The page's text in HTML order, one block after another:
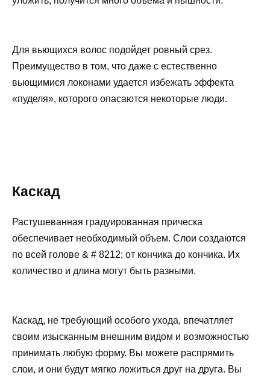
Для вьющихся волос подойдет ровный срез.
Преимущество в том, что даже с естественно
вьющимися локонами удается избежать эффекта
«пуделя», которого опасаются некоторые люди.
Каскад
Растушеванная градуированная прическа
обеспечивает необходимый объем. Слои создаются
по всей голове & # 8212; от кончика до кончика. Их
количество и длина могут быть разными.
Каскад, не требующий особого ухода, впечатляет
своим изысканным внешним видом и возможностью
принимать любую форму. Вы можете распрямить
слои, и они будут мягко ложиться друг на друга. Вы